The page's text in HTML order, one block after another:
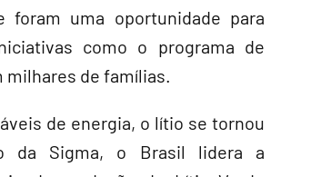
foram uma oportunidade para
como o programa de
de famílias.
de energia, o lítio se tornou
da Sigma, o Brasil lidera a